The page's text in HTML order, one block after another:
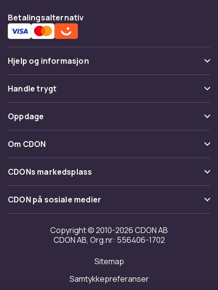
Betalingsalternativ
Hjelp og informasjon
Vanlige spørsmål
Spor pakke
Angre & returner her
Kontakt oss
Handle trygt
Betaling
Levering
Tilbakekallinger
Oppdage
Kategorier
Varemerker
Om CDON
Om oss
Kundeanmeldelser
Jobbe på CDON
Investor relations
Tilgjengelighet
CDONs markedsplass
Merchant Help Center
CDON på sosiale medier
Copyright © 2010-2026 CDON AB
CDON AB, Org.nr: 556406-1702
Sitemap
Samtykkepreferanser